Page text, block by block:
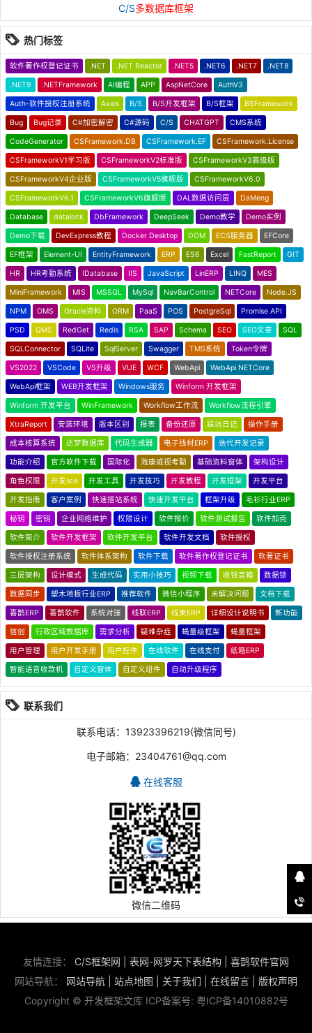
C/S多数据库框架
热门标签
软件著作权登记证书 .NET .NET Reactor .NET5 .NET6 .NET7 .NET8
.NET9 .NETFramework AI编程 APP AspNetCore AuthV3
Auth-软件授权注册系统 Axios B/S B/S开发框架 B/S框架 BSFramework
Bug Bug记录 C#加密解密 C#源码 C/S CHATGPT CMS系统
CodeGenerator CSFramework.DB CSFramework.EF CSFramework.License
CSFrameworkV1学习版 CSFrameworkV2标准版 CSFrameworkV3高级版
CSFrameworkV4企业版 CSFrameworkV5旗舰版 CSFrameworkV6.0
CSFrameworkV6.1 CSFrameworkV6旗舰版 DAL数据访问层 DaMeng
Database datalock DbFramework DeepSeek Demo教学 Demo实例
Demo下载 DevExpress教程 Docker Desktop DOM ECS服务器 EFCore
EF框架 Element-UI EntityFramework ERP ES6 Excel FastReport GIT
HR HR考勤系统 IDatabase IIS JavaScript LinERP LINQ MES
MiniFramework MIS MSSQL MySql NavBarControl NETCore Node.JS
NPM OMS Oracle资料 ORM PaaS POS PostgreSql Promise API
PSD QMS RedGet Redis RSA SAP Schema SEO SEO文章 SQL
SQLConnector SQLite SqlServer Swagger TMS系统 Token令牌
VS2022 VSCode VS升级 VUE WCF WebApi WebApi NETCore
WebApi框架 WEB开发框架 Windows服务 Winform 开发框架
Winform 开发平台 WinFramework Workflow工作流 Workflow流程引擎
XtraReport 安装环境 版本区别 报表 备份还原 踩坑日记 操作手册
成本核算系统 达梦数据库 代码生成器 电子线材ERP 迭代开发记录
功能介绍 官方软件下载 国际化 海康威视考勤 基础资料窗体 架构设计
角色权限 开发sce 开发工具 开发技巧 开发教程 开发框架 开发平台
开发指南 客户案例 快速搭站系统 快速开发平台 框架升级 毛衫行业ERP
秘钥 密钥 企业网络维护 权限设计 软件报价 软件测试报告 软件加壳
软件简介 软件开发框架 软件开发平台 软件开发文档 软件授权
软件授权注册系统 软件体系架构 软件下载 软件著作权登记证书 软著证书
三层架构 设计模式 生成代码 实用小技巧 视频下载 收钱音箱 数据锁
数据同步 塑木地板行业ERP 推荐软件 微信小程序 未解决问题 文档下载
喜鹊ERP 喜鹊软件 系统对接 线联ERP 线束ERP 详细设计说明书 新功能
信创 行政区域数据库 需求分析 疑难杂症 蝇量级框架 蝇量框架
用户管理 用户开发手册 用户控件 在线软件 在线支付 纸箱ERP
智能语音收款机 自定义窗体 自定义组件 自动升级程序
联系我们
联系电话：13923396219(微信同号)
电子邮箱：23404761@qq.com
在线客服
微信二维码
友情连接： C/S框架网 表网-网罗天下表结构
喜鹊软件官网
网站导航： 网站导航 站点地图 关于我们 在线留言
版权声明
Copyright © 开发框架文库 ICP备案号: 粤ICP备14010882号